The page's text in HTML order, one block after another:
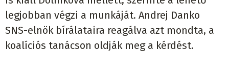
legjobban végzi a munkáját. Andrej Danko
SNS-elnök bírálataira reagálva azt mondta, a
koalíciós tanácson oldják meg a kérdést.